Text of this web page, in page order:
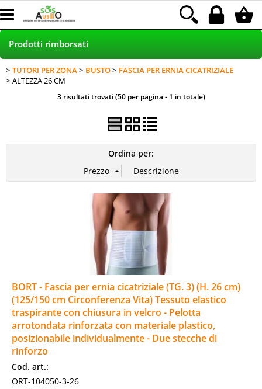
HOME
PRODOTTI NEI NEGOZI
POLTRONE RELAX - SCONTO 30%
INCONTINENZA RIMBORSATA LAMal
Prodotti rimborsati
Basi legali
PUNTI VENDITA
TUTORI PER ZONA BUSTO
FASCIA PER ERNIA CICATRIZIALE
ALTEZZA 26 CM
3 risultati trovati (50 per pagina - 1 in totale)
Ordina per:
BORT - Fascia per ernia cicatriziale (TG. 3) (H. 26 cm)
(125/150 cm Circonferenza Vita) Tessuto elastico
traspirante con chiusura in velcro - Pelotta
arrotondata rinforzata con materiale plastico,
posizionabile individualmente - Due stecche di
rinforzo
Cod. art.:
ORT-104050-3-26